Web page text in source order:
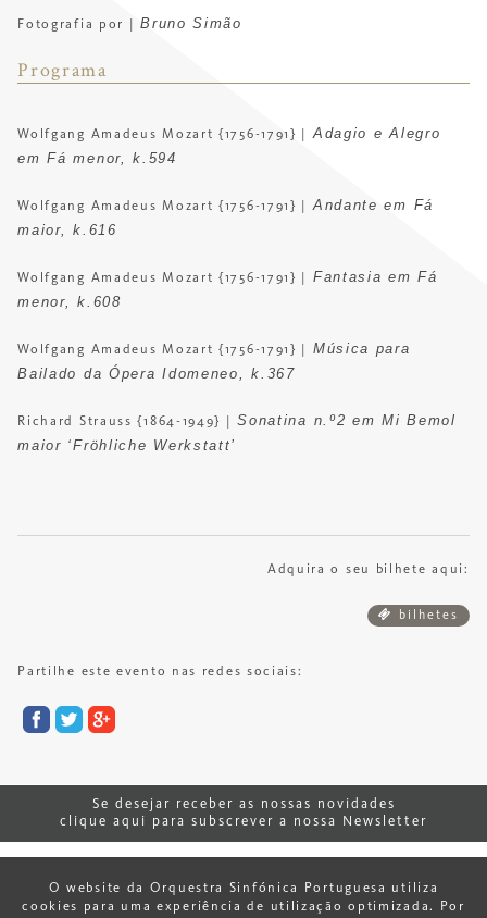
O website da Orquestra Sinfónica Portuguesa utiliza
cookies para uma experiência de utilização optimizada. Por
Fotografia por |Bruno Simão
Programa
Wolfgang Amadeus Mozart {1756-1791} |Adagio e Alegro
em Fá menor, k.594
Wolfgang Amadeus Mozart {1756-1791} |Andante em Fá
maior, k.616
Wolfgang Amadeus Mozart {1756-1791} | Fantasia em Fá
menor, k.608
Wolfgang Amadeus Mozart {1756-1791} | Música para
Bailado da Ópera Idomeneo, k.367
Richard Strauss {1864-1949} |Sonatina n.º2 em Mi Bemol
maior ‘Fröhliche Werkstatt’
Adquira o seu bilhete aqui:
bilhetes
Partilhe este evento nas redes sociais:
Se desejar receber as nossas novidades
clique aqui para subscrever a nossa Newsletter